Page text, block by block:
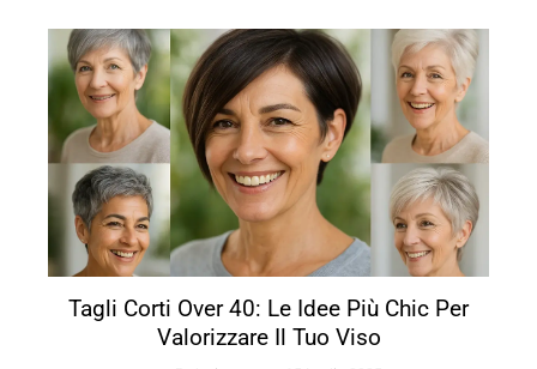
Tagli Corti Over 40: Le Idee Più Chic Per
Valorizzare Il Tuo Viso